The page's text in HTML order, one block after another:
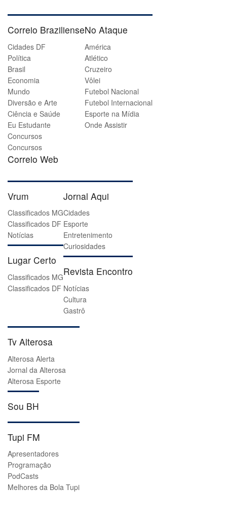
Correio Braziliense
Cidades DF
Política
Brasil
Economia
Mundo
Diversão e Arte
Ciência e Saúde
Eu Estudante
Concursos
Concursos
Correio Web
No Ataque
América
Atlético
Cruzeiro
Vôlei
Futebol Nacional
Futebol Internacional
Esporte na Mídia
Onde Assistir
Vrum
Classificados MG
Classificados DF
Notícias
Lugar Certo
Classificados MG
Classificados DF
Jornal Aqui
Cidades
Esporte
Entretenimento
Curiosidades
Revista Encontro
Notícias
Cultura
Gastrô
Tv Alterosa
Alterosa Alerta
Jornal da Alterosa
Alterosa Esporte
Sou BH
Tupi FM
Apresentadores
Programação
PodCasts
Melhores da Bola Tupi